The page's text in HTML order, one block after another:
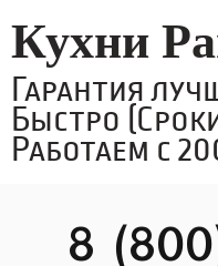
Кухни
Гарантия
Быстро
Работаем с
8